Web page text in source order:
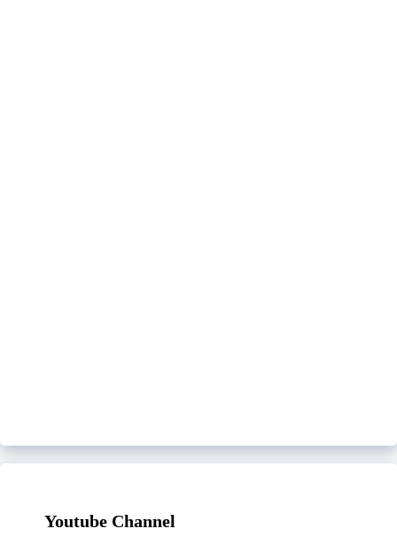
Youtube Channel